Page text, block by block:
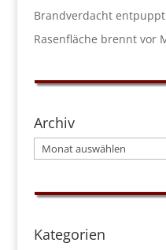
Brandverdacht
Rasenfläche brennt vor
Archiv
Archiv
Kategorien